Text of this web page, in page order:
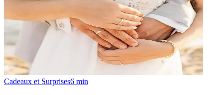
Cadeaux et Surprises6 min